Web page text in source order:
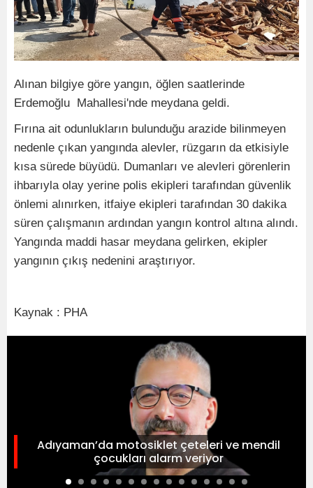
Alınan bilgiye göre yangın, öğlen saatlerinde
Erdemoğlu Mahallesi'nde meydana geldi.
Fırına ait odunlukların bulunduğu arazide bilinmeyen
nedenle çıkan yangında alevler, rüzgarın da etkisiyle
kısa sürede büyüdü. Dumanları ve alevleri görenlerin
ihbarıyla olay yerine polis ekipleri tarafından güvenlik
önlemi alınırken, itfaiye ekipleri tarafından 30 dakika
süren çalışmanın ardından yangın kontrol altına alındı.
Yangında maddi hasar meydana gelirken, ekipler
yangının çıkış nedenini araştırıyor.
Kaynak : PHA
Adıyaman’da motosiklet çeteleri ve mendil
çocukları alarm veriyor